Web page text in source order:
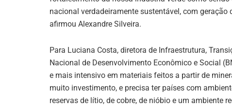
nacional verdadeiramente sustentável, com geração
afirmou Alexandre Silveira.
Para Luciana Costa, diretora de Infraestrutura,
Nacional de Desenvolvimento Econômico e Social
e mais intensivo em materiais feitos a partir de
muito investimento, e precisa ter países com
reservas de lítio, de cobre, de nióbio e um ambiente